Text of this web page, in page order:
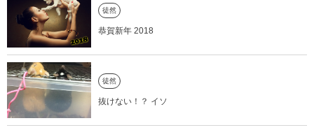
徒然
恭賀新年 2018
徒然
抜けない！？ イソ